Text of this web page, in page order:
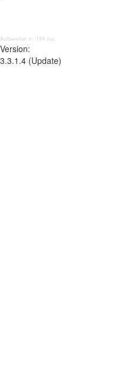
Aufbereitet in: 184 ms;
Version:
3.3.1.4 (Update)